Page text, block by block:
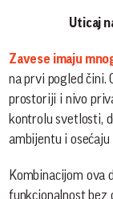
Uticaj
Zavese imaju
na prvi pogled čini.
prostoriji i nivo
kontrolu svetlosti,
ambijentu i osećaju
Kombinacijom ova
funkcionalnost bez